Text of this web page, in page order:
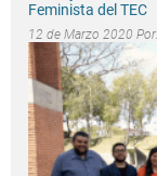
Feminista del TEC
12 de Marzo 2020 Por: